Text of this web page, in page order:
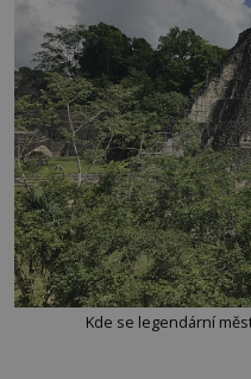
Kde se legendární